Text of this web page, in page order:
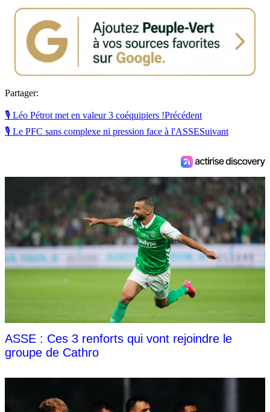
Partager:
🎙 Léo Pétrot met en valeur 3 coéquipiers !Précédent
🎙 Le PFC sans complexe ni pression face à l'ASSESuivant
ASSE : Ces 3 renforts qui vont rejoindre le
groupe de Cathro